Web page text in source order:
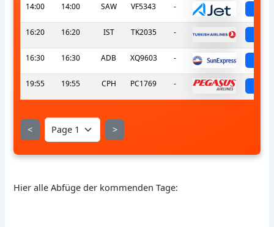
14:00 14:00 SAW VF5343 -
16:20 16:20 IST TK2035 -
16:30 16:30 ADB XQ9603 -
19:55 19:55 CPH PC1769 -
< >
Hier alle Abfüge der kommenden Tage: